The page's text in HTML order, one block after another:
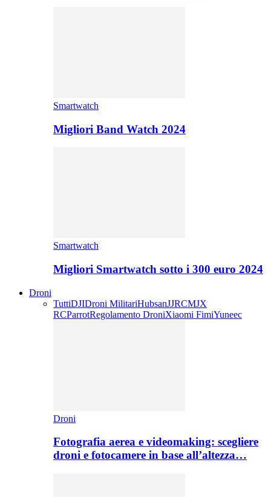
Smartwatch
Migliori Band Watch 2024
Smartwatch
Migliori Smartwatch sotto i 300 euro 2024
Droni
TuttiDJIDroni MilitariHubsanJJRCMJX
RCParrotRegolamento DroniXiaomi FimiYuneec
Droni
Fotografia aerea e videomaking: scegliere
droni e fotocamere in base all’altezza…